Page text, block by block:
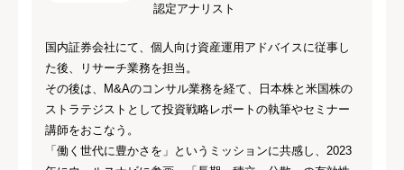
認定アナリスト
国内証券会社にて、個人向け資産運用アドバイスに従事し
た後、リサーチ業務を担当。
その後は、M&Aのコンサル業務を経て、日本株と米国株の
ストラテジストとして投資戦略レポートの執筆やセミナー
講師をおこなう。
「働く世代に豊かさを」というミッションに共感し、2023